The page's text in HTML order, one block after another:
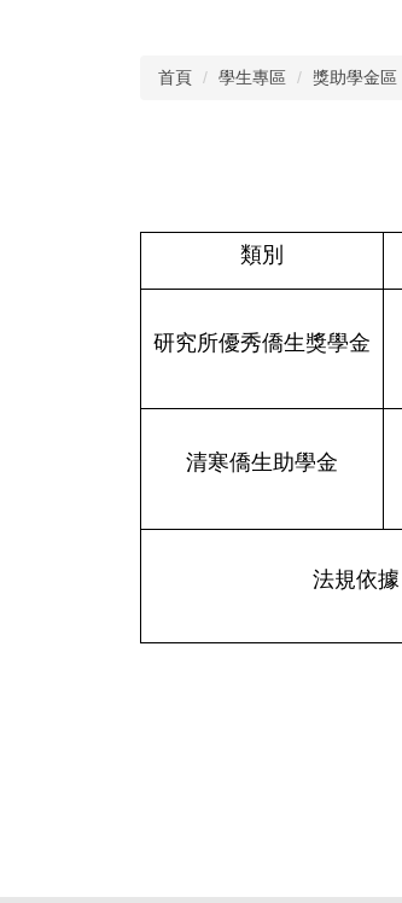
首頁 學生專區 獎助學金區
類別
研究所優秀僑生獎學金
清寒僑生助學金
法規依據